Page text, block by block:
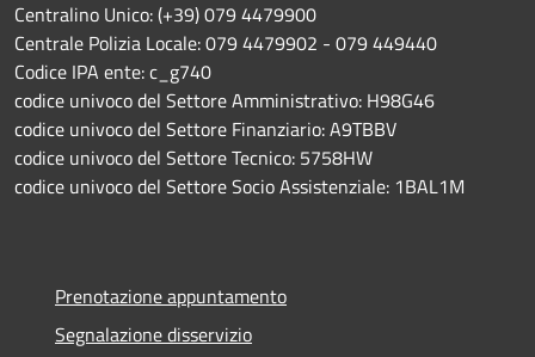
Centralino Unico: (+39) 079 4479900
Centrale Polizia Locale: 079 4479902 - 079 449440
Codice IPA ente: c_g740
codice univoco del Settore Amministrativo: H98G46
codice univoco del Settore Finanziario: A9TBBV
codice univoco del Settore Tecnico: 5758HW
codice univoco del Settore Socio Assistenziale: 1BAL1M
Prenotazione appuntamento
Segnalazione disservizio